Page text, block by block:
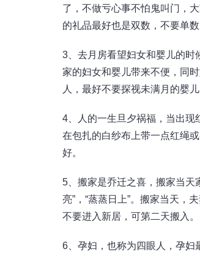
了，不做亏心事不怕鬼叫门，
的礼品最好也是双数，不要单数
3、去月房看望妇女和婴儿的时
家的妇女和婴儿带来不便，同
人，最好不要探视未满月的婴儿
4、人的一生旦夕祸福，当出现
在包扎的白纱布上带一点红绳
好。
5、搬家是乔迁之喜，搬家当天
亮”，“蒸蒸日上”。搬家当天，
不要进入新居，可第二天搬入。
6、孕妇，也称为四眼人，孕妇